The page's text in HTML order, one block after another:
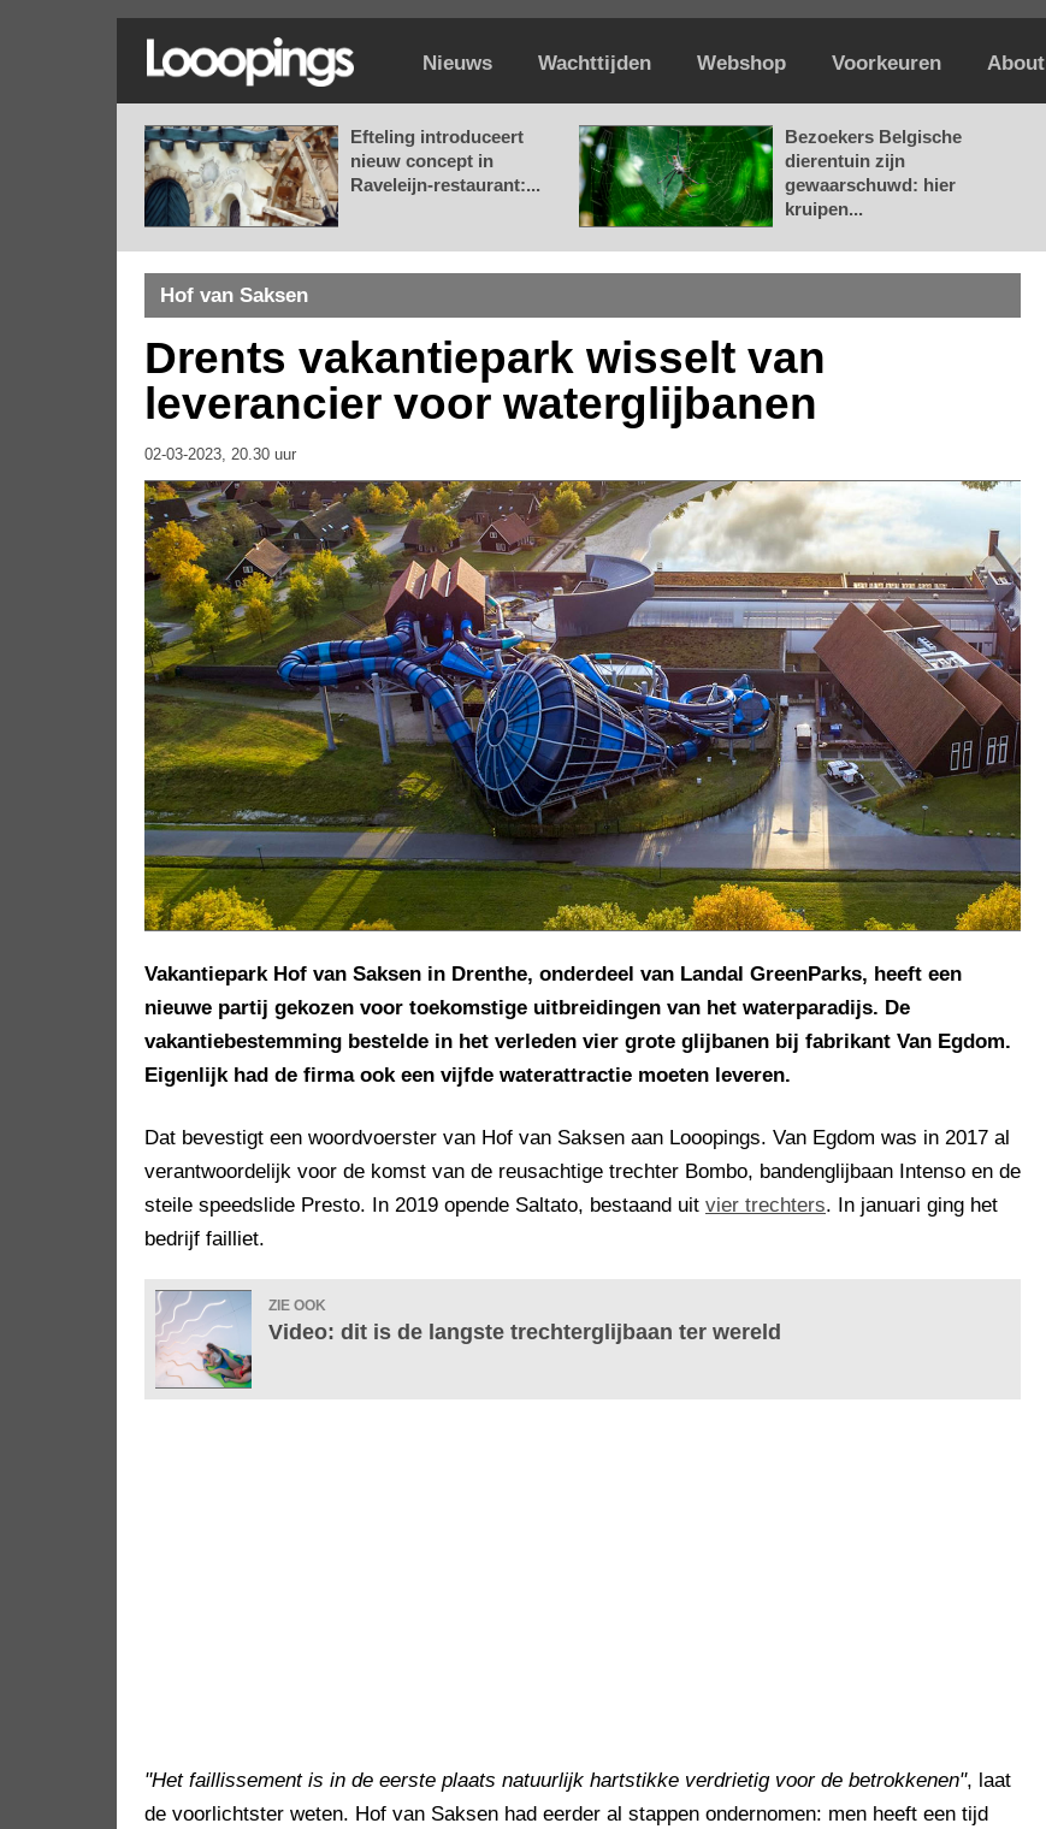
Nieuws Wachttijden Webshop Voorkeuren About
Efteling introduceert
nieuw concept in
Raveleijn-restaurant:...
Bezoekers Belgische
dierentuin zijn
gewaarschuwd: hier
kruipen...
Hof van Saksen
Drents vakantiepark wisselt van
leverancier voor waterglijbanen
02-03-2023, 20.30 uur
Vakantiepark Hof van Saksen in Drenthe, onderdeel van Landal GreenParks, heeft een
nieuwe partij gekozen voor toekomstige uitbreidingen van het waterparadijs. De
vakantiebestemming bestelde in het verleden vier grote glijbanen bij fabrikant Van Egdom.
Eigenlijk had de firma ook een vijfde waterattractie moeten leveren.
Dat bevestigt een woordvoerster van Hof van Saksen aan Looopings. Van Egdom was in 2017 al
verantwoordelijk voor de komst van de reusachtige trechter Bombo, bandenglijbaan Intenso en de
steile speedslide Presto. In 2019 opende Saltato, bestaand uit vier trechters. In januari ging het
bedrijf failliet.
ZIE OOK
Video: dit is de langste trechterglijbaan ter wereld
"Het faillissement is in de eerste plaats natuurlijk hartstikke verdrietig voor de betrokkenen", laat
de voorlichtster weten. Hof van Saksen had eerder al stappen ondernomen: men heeft een tijd